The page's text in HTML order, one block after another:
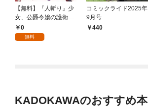
【無料】『人斬り』少
女、公爵令嬢の護衛に
なる 第1話 【単話版】
0
無料
コミックライド2025年
9月号
440
KADOKAWAのおすすめ本